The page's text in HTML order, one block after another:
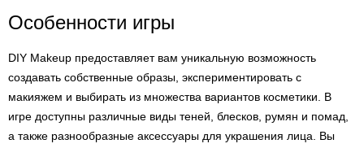
Особенности игры
DIY Makeup предоставляет вам уникальную возможность
создавать собственные образы, экспериментировать с
макияжем и выбирать из множества вариантов косметики. В
игре доступны различные виды теней, блесков, румян и помад,
а также разнообразные аксессуары для украшения лица. Вы